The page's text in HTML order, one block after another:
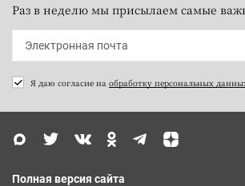
Раз в неделю мы присылаем самые
Я даю согласие на обработку персональных
Полная версия сайта